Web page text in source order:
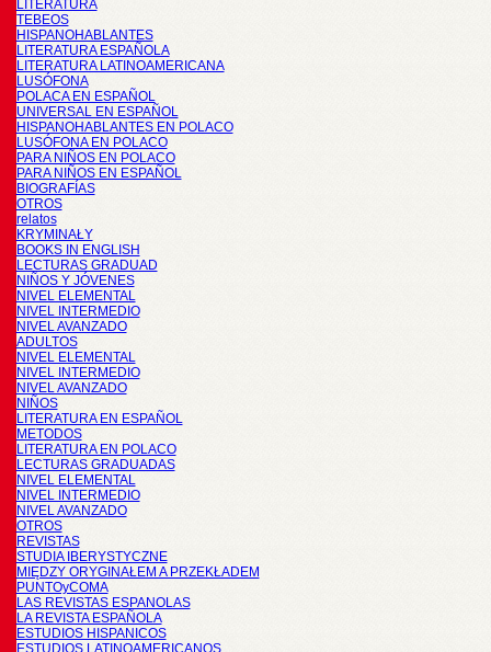
LITERATURA
TEBEOS
HISPANOHABLANTES
LITERATURA ESPAÑOLA
LITERATURA LATINOAMERICANA
LUSÓFONA
POLACA EN ESPAÑOL
UNIVERSAL EN ESPAÑOL
HISPANOHABLANTES EN POLACO
LUSÓFONA EN POLACO
PARA NIÑOS EN POLACO
PARA NIÑOS EN ESPAÑOL
BIOGRAFÍAS
OTROS
relatos
KRYMINAŁY
BOOKS IN ENGLISH
LECTURAS GRADUAD
NIÑOS Y JÓVENES
NIVEL ELEMENTAL
NIVEL INTERMEDIO
NIVEL AVANZADO
ADULTOS
NIVEL ELEMENTAL
NIVEL INTERMEDIO
NIVEL AVANZADO
NIÑOS
LITERATURA EN ESPAÑOL
METODOS
LITERATURA EN POLACO
LECTURAS GRADUADAS
NIVEL ELEMENTAL
NIVEL INTERMEDIO
NIVEL AVANZADO
OTROS
REVISTAS
STUDIA IBERYSTYCZNE
MIĘDZY ORYGINAŁEM A PRZEKŁADEM
PUNTOyCOMA
LAS REVISTAS ESPANOLAS
LA REVISTA ESPAÑOLA
ESTUDIOS HISPANICOS
ESTUDIOS LATINOAMERICANOS